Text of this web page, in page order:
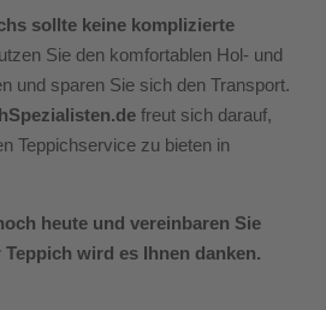
sollte keine komplizierte
Sie den komfortablen Hol- und
und sparen Sie sich den Transport.
freut sich darauf,
Teppichservice zu bieten in
heute und vereinbaren Sie
wird es Ihnen danken.